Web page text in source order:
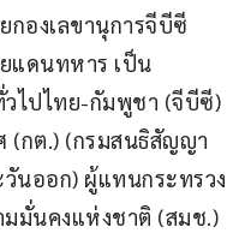
กองเลขานุการจีบีซี
แดนทหาร เป็น
ไปไทย-กัมพูชา (จีบีซี)
(กต.) (กรมสนธิสัญญา
นออก) ผู้แทนกระทรวง
มั่นคงแห่งชาติ (สมช.)